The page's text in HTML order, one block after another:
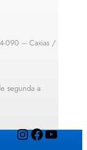
090 – Caxias /
segunda a
InstagramFacebook YouTube